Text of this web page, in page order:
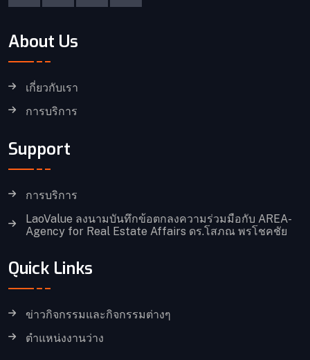
About Us
เกี่ยวกับเรา
การบริการ
Support
การบริการ
LaoValue ลงนามบันทึกข้อตกลงความร่วมมือกับ AREA-
Agency for Real Estate Affairs ดร.โสภณ พรโชคชัย
Quick Links
ข่าวกิจกรรมและกิจกรรมต่างๆ
ตำแหน่งงานว่าง